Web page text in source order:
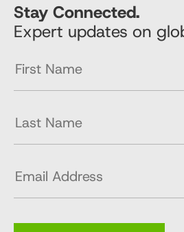
Stay Connected.
Expert updates on